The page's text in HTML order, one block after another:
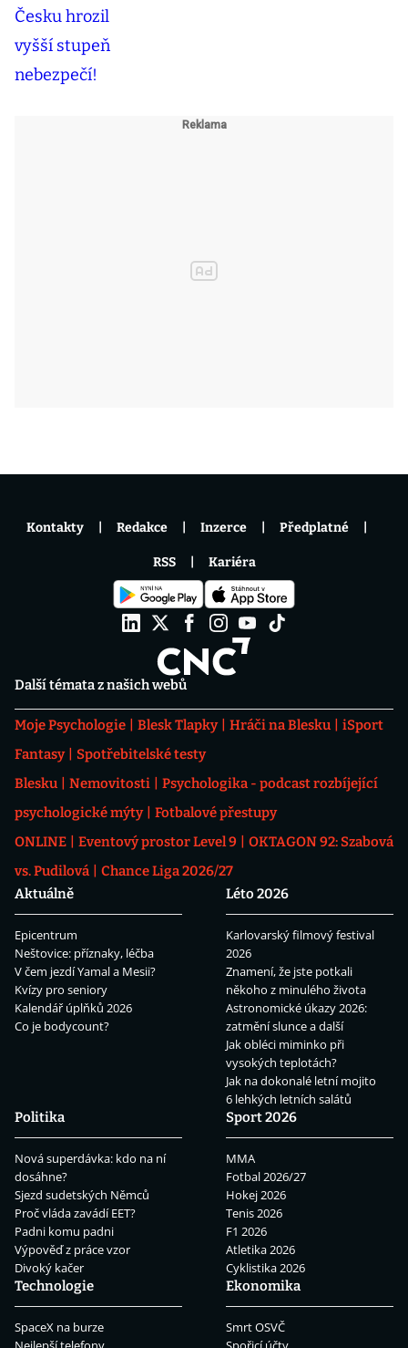
Další témata z našich webů
Moje Psychologie Blesk Tlapky Hráči na Blesku
iSport
Fantasy
Spotřebitelské testy
Blesku
Nemovitosti
Psychologika - podcast rozbíjející
psychologické mýty
Fotbalové přestupy
ONLINE
Eventový prostor Level 9
OKTAGON 92: Szabová
vs. Pudilová
Chance Liga 2026/27
Aktuálně
Epicentrum
Neštovice: příznaky, léčba
V čem jezdí Yamal a Mesii?
Kvízy pro seniory
Kalendář úplňků 2026
Co je bodycount?
Léto 2026
Karlovarský filmový festival
2026
Znamení, že jste potkali
někoho z minulého života
Astronomické úkazy 2026:
zatmění slunce a další
Jak obléci miminko při
vysokých teplotách?
Jak na dokonalé letní mojito
6 lehkých letních salátů
Politika
Nová superdávka: kdo na ní
dosáhne?
Sjezd sudetských Němců
Proč vláda zavádí EET?
Padni komu padni
Výpověď z práce vzor
Divoký kačer
Sport 2026
MMA
Fotbal 2026/27
Hokej 2026
Tenis 2026
F1 2026
Atletika 2026
Cyklistika 2026
Technologie
SpaceX na burze
Ekonomika
Smrt OSVČ
Kontakty Redakce Inzerce Předplatné
RSS Kariéra